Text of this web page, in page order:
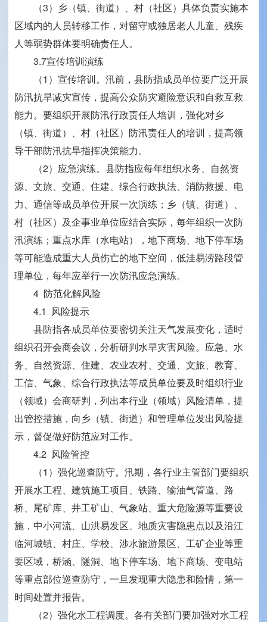
（3）乡（镇、街道）、村（社区）具体负责实施本
区域内的人员转移工作，对留守或独居老人儿童、残疾
人等弱势群体要明确责任人。
3.7宣传培训演练
（1）宣传培训。汛前，县防指成员单位要广泛开展
防汛抗旱减灾宣传，提高公众防灾避险意识和自救互救
能力。要组织开展防汛行政责任人培训，强化对乡
（镇、街道）、村（社区）防汛责任人的培训，提高领
导干部防汛抗旱指挥决策能力。
（2）应急演练。县防指应每年组织水务、自然资
源、文旅、交通、住建、综合行政执法、消防救援、电
力、通信等成员单位开展一次演练；乡（镇、街道）、
村（社区）及企事业单位应结合实际，每年组织一次防
汛演练；重点水库（水电站），地下商场、地下停车场
等可能造成重大人员伤亡的地下空间，低洼易涝路段管
理单位，每年应举行一次防汛应急演练。
4 防范化解风险
4.1 风险提示
县防指各成员单位要密切关注天气发展变化，适时
组织召开会商会议，分析研判水旱灾害风险。应急、水
务、自然资源、住建、农业农村、交通、文旅、教育、
工信、气象、综合行政执法等成员单位要及时组织行业
（领域）会商研判，列出本行业（领域）风险清单，提
出管控措施，向乡（镇、街道）和管理单位发出风险提
示，督促做好防范应对工作。
4.2 风险管控
（1）强化巡查防守。汛期，各行业主管部门要组织
开展水工程、建筑施工项目、铁路、输油气管道、路
桥、尾矿库、井工矿山、气象站、重大危险源等重要设
施，中小河流、山洪易发区、地质灾害隐患点以及沿江
临河城镇、村庄、学校、涉水旅游景区、工矿企业等重
要区域，桥涵、隧洞、地下停车场、地下商场、变电站
等重点部位巡查防守，一旦发现重大隐患和险情，第一
时间处置并报告。
（2）强化水工程调度。各有关部门要加强对水工程